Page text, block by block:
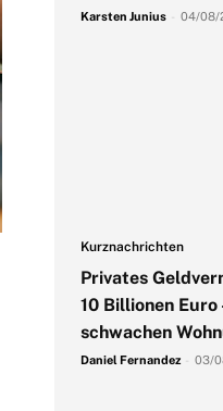
Karsten Junius 04/08/
Kurznachrichten
Privates
10 Billionen
schwachen
Daniel Fernandez 03/